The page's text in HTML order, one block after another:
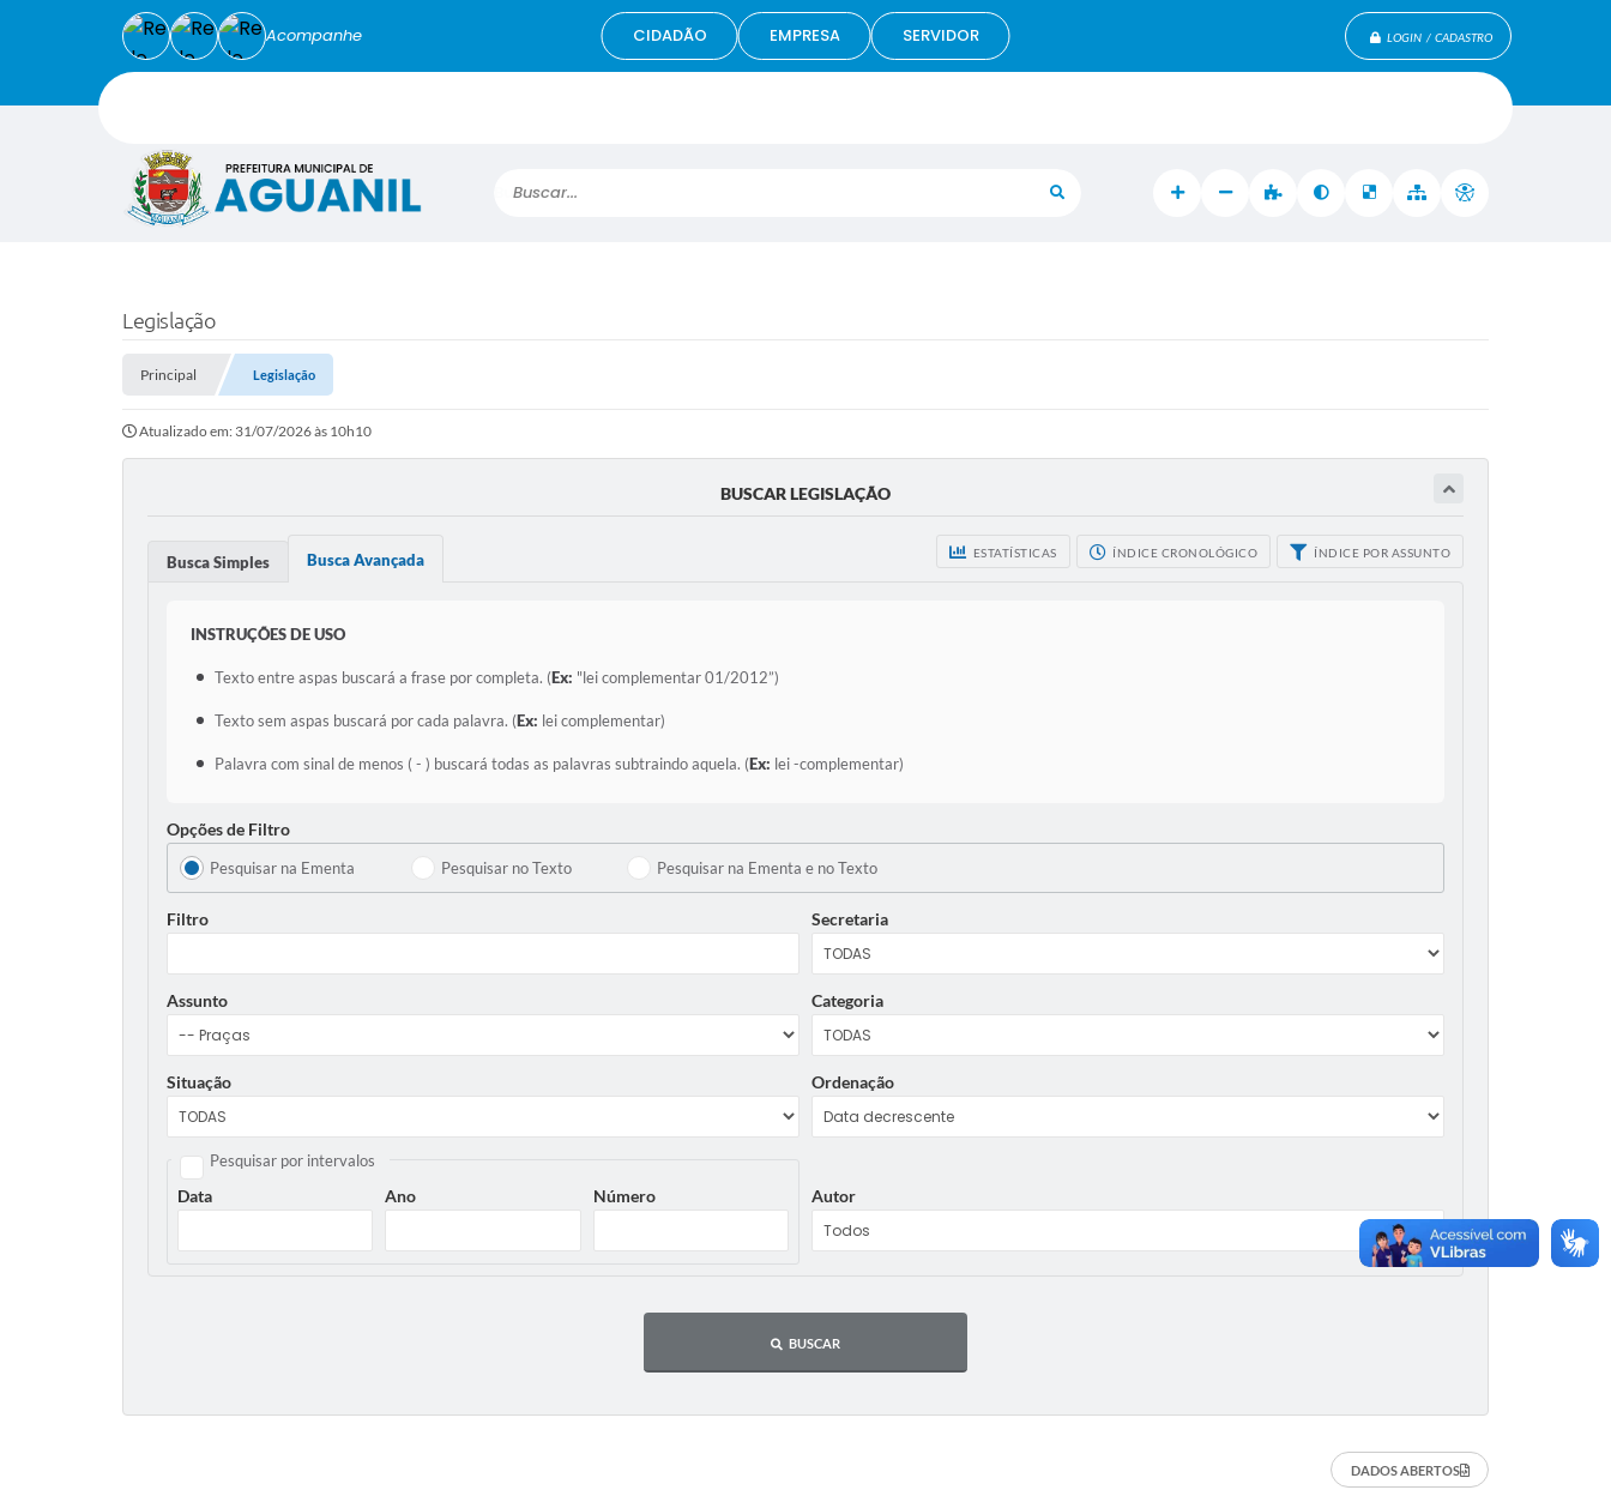
LOGIN / CADASTRO
Buscar...
Acompanhe CIDADÃO EMPRESA SERVIDOR
Legislação
Principal Legislação
Atualizado em: 31/07/2026 às 10h10
BUSCAR LEGISLAÇÃO
ESTATÍSTICAS ÍNDICE CRONOLÓGICO ÍNDICE POR ASSUNTO
Busca Simples Busca Avançada
INSTRUÇÕES DE USO
Texto entre aspas buscará a frase por completa. (Ex: "lei complementar 01/2012”)
Texto sem aspas buscará por cada palavra. (Ex: lei complementar)
Palavra com sinal de menos ( - ) buscará todas as palavras subtraindo aquela. (Ex: lei -complementar)
Opções de Filtro
Pesquisar na Ementa Pesquisar no Texto Pesquisar na Ementa e no Texto
Filtro Secretaria
Assunto Categoria
Situação Ordenação
Pesquisar por intervalos
Data Ano Número Autor
BUSCAR
DADOS ABERTOS